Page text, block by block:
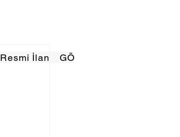
Resmi İlan GÖRÜNÜMTV